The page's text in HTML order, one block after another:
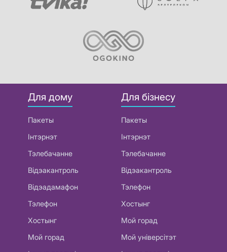
Для дому
Пакеты
Інтэрнэт
Тэлебачанне
Відэакантроль
Відэадамафон
Тэлефон
Хостынг
Мой горад
Для бізнесу
Пакеты
Інтэрнэт
Тэлебачанне
Відэакантроль
Тэлефон
Хостынг
Мой горад
Мой універсітэт